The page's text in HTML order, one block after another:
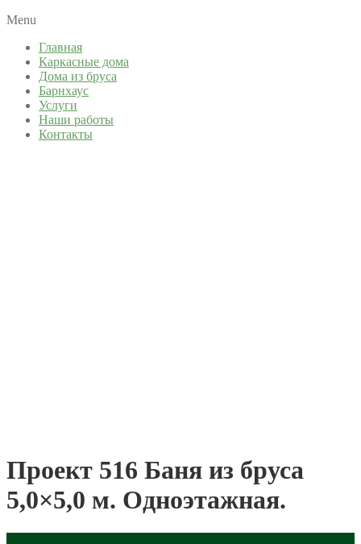
Menu
Главная
Каркасные дома
Дома из бруса
Барнхаус
Услуги
Наши работы
Контакты
Проект 516 Баня из бруса
5,0×5,0 м. Одноэтажная.